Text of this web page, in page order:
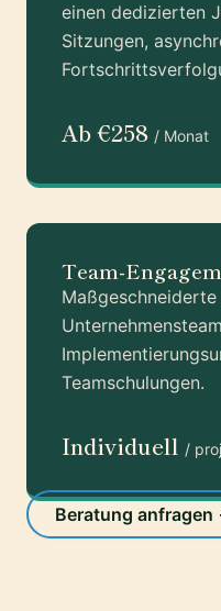
einen dedizierten
Sitzungen,
Ab €258 / Monat
Team-
Teamschulungen.
Individuell /
Beratung anfragen